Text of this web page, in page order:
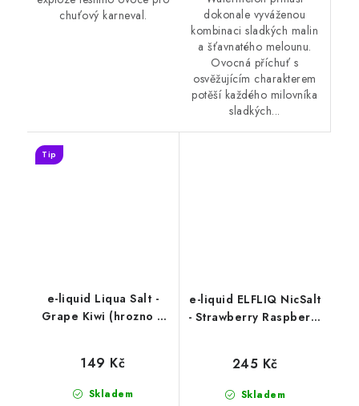
chuťový karneval.
dokonale vyváženou
kombinaci sladkých malin
a šťavnatého melounu.
Ovocná příchuť s
osvěžujícím charakterem
potěší každého milovníka
sladkých...
e-liquid Liqua Salt -
Grape Kiwi (hrozno a
Tip
Skladem
149 Kč
e-liquid ELFLIQ NicSalt
- Strawberry Raspberry
třešeň) 10ml
Skladem
245 Kč